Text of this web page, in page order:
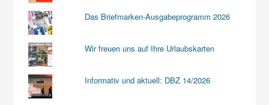
Das Briefmarken-Ausgabeprogramm 2026
Wir freuen uns auf Ihre Urlaubskarten
Informativ und aktuell: DBZ 14/2026